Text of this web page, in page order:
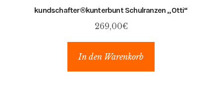
kundschafter​®​kunterbunt Schulranzen „Otti“
269,00€
In den Warenkorb